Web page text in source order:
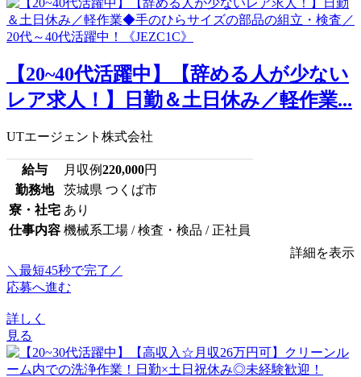
【20~40代活躍中】【辞める人が少ない
レア求人！】日勤＆土日休み／軽作業...
UTエージェント株式会社
給与 月収例220,000円
勤務地
茨城県 つくば市
寮・社宅 あり
仕事内容 機械系工場 / 検査・検品 / 正社員
詳細を表示
＼最短45秒で完了／
応募へ進む
詳しく
見る